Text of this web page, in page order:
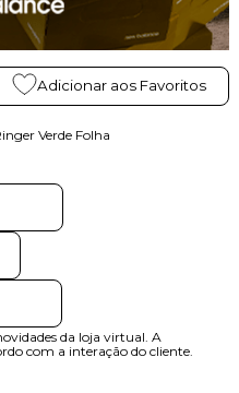
Adicionar aos Favoritos
Verde Folha
da loja virtual. A
com a interação do cliente.